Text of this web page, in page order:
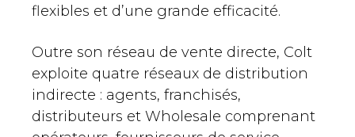
flexibles et d’une grande efficacité.
Outre son réseau de vente directe, Colt
exploite quatre réseaux de distribution
indirecte : agents, franchisés,
distributeurs et Wholesale comprenant